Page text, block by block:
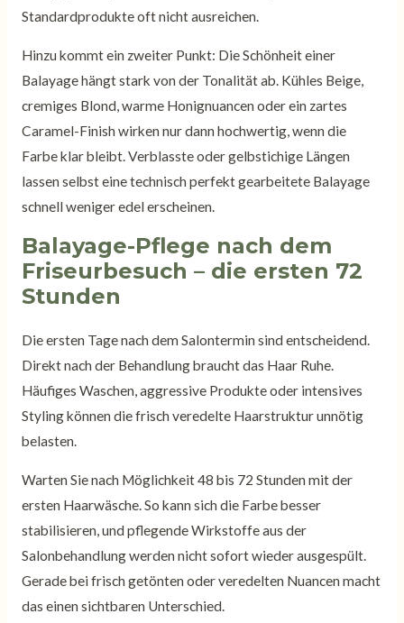
Standardprodukte oft nicht ausreichen.
Hinzu kommt ein zweiter Punkt: Die Schönheit einer
Balayage hängt stark von der Tonalität ab. Kühles Beige,
cremiges Blond, warme Honignuancen oder ein zartes
Caramel-Finish wirken nur dann hochwertig, wenn die
Farbe klar bleibt. Verblasste oder gelbstichige Längen
lassen selbst eine technisch perfekt gearbeitete Balayage
schnell weniger edel erscheinen.
Balayage-Pflege nach dem
Friseurbesuch – die ersten 72
Stunden
Die ersten Tage nach dem Salontermin sind entscheidend.
Direkt nach der Behandlung braucht das Haar Ruhe.
Häufiges Waschen, aggressive Produkte oder intensives
Styling können die frisch veredelte Haarstruktur unnötig
belasten.
Warten Sie nach Möglichkeit 48 bis 72 Stunden mit der
ersten Haarwäsche. So kann sich die Farbe besser
stabilisieren, und pflegende Wirkstoffe aus der
Salonbehandlung werden nicht sofort wieder ausgespült.
Gerade bei frisch getönten oder veredelten Nuancen macht
das einen sichtbaren Unterschied.